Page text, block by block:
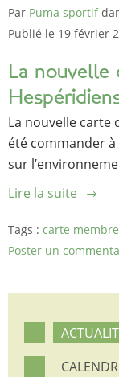
Par Puma sportif
Publié le 19 février
La nouvelle
La nouvelle carte
été commander
sur
Lire la suite
Tags : carte membre
Poster un